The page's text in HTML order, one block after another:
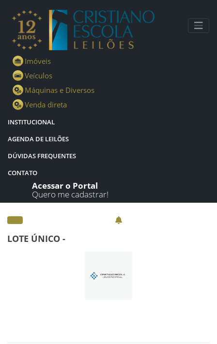
Imóveis
Veículos
Máquinas e Diversos
Venda direta
INSTITUCIONAL
AGENDA DE LEILÕES
DÚVIDAS FREQUENTES
CONTATO
Acessar o Portal
Quero me cadastrar!
LOTE ÚNICO -